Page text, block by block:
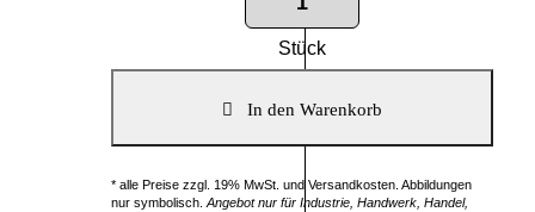
Stück
* alle Preise zzgl. 19% MwSt. und Versandkosten. Abbildungen
nur symbolisch. Angebot nur für Industrie, Handwerk, Handel,